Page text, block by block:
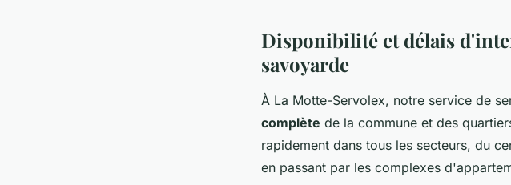
Disponibilité et délais
savoyarde
À La Motte-Servolex, notre service de
complète de la commune et des
rapidement dans tous les secteurs, du
en passant par les complexes